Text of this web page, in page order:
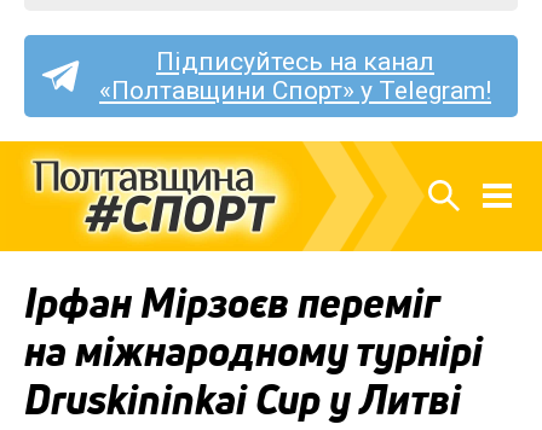
Підписуйтесь на канал
«Полтавщини Спорт» у Telegram!
Ірфан Мірзоєв переміг
на міжнародному турнірі
Druskininkai Cup у Литві